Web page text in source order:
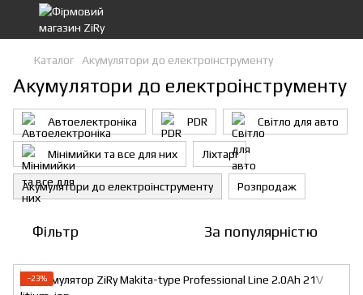
Каталог Акумулятори до електроінструменту
Акумулятори до електроінструменту
Автоелектроніка PDR Світло для авто
Мінімийки та все для них Ліхтарі
Акумулятори до електроінструменту Розпродаж
Фільтр За популярністю
−23%